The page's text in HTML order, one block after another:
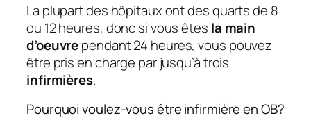
La plupart des hôpitaux ont des quarts de 8
ou 12 heures, donc si vous êtes la main
d’oeuvrependant 24 heures, vous pouvez
être pris en charge par jusqu’à trois
infirmières.
Pourquoi voulez-vous être infirmière en OB?